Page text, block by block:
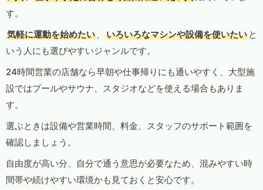
す。
気軽に運動を始めたい 、 いろいろなマシンや設備を使いたい と
いう人にも選びやすいジャンルです。
24時間営業の店舗なら早朝や仕事帰りにも通いやすく、大型施
設ではプールやサウナ、スタジオなどを使える場合もありま
す。
選ぶときは設備や営業時間、料金、スタッフのサポート範囲を
確認しましょう。
自由度が高い分、自分で通う意思が必要なため、混みやすい時
間帯や続けやすい環境かも見ておくと安心です。